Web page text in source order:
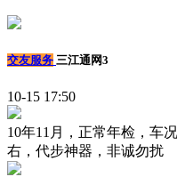
交友服务 三江通网3
10-15 17:50
10年11月，正常年检，车
右，代步神器，非诚勿扰